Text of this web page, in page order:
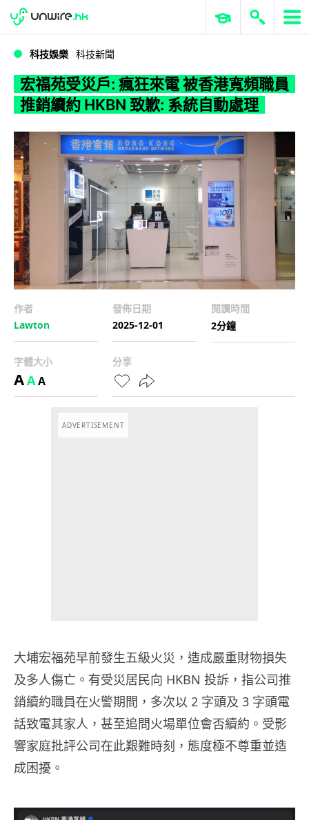
WWDC 2026 ERP 與商業 AI
科技娛樂 科技新聞
宏福苑受災戶: 瘋狂來電 被香港寬頻職員
推銷續約 HKBN 致歉: 系統自動處理
作者
Lawton
發佈日期
2025-12-01
閱讀時間
2分鐘
字體大小
AAA
分享
ADVERTISEMENT
大埔宏福苑早前發生五級火災，造成嚴重財物損失
及多人傷亡。有受災居民向 HKBN 投訴，指公司推
銷續約職員在火警期間，多次以 2 字頭及 3 字頭電
話致電其家人，甚至追問火場單位會否續約。受影
響家庭批評公司在此艱難時刻，態度極不尊重並造
成困擾。